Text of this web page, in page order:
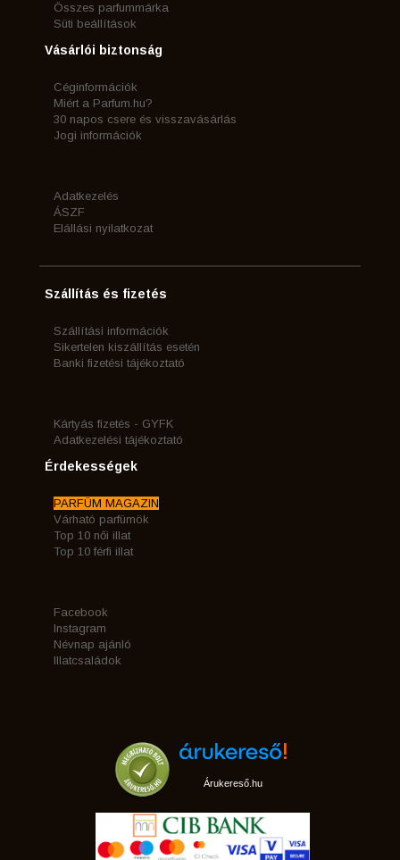
Összes parfummárka
Süti beállítások
Vásárlói biztonság
Céginformációk
Miért a Parfum.hu?
30 napos csere és visszavásárlás
Jogi információk
Adatkezelés
ÁSZF
Elállási nyilatkozat
Szállítás és fizetés
Szállítási információk
Sikertelen kiszállítás esetén
Banki fizetési tájékoztató
Kártyás fizetés - GYFK
Adatkezelési tájékoztató
Érdekességek
PARFÜM MAGAZIN
Várható parfümök
Top 10 női illat
Top 10 férfi illat
Facebook
Instagram
Névnap ajánló
Illatcsaládok
Árukereső.hu